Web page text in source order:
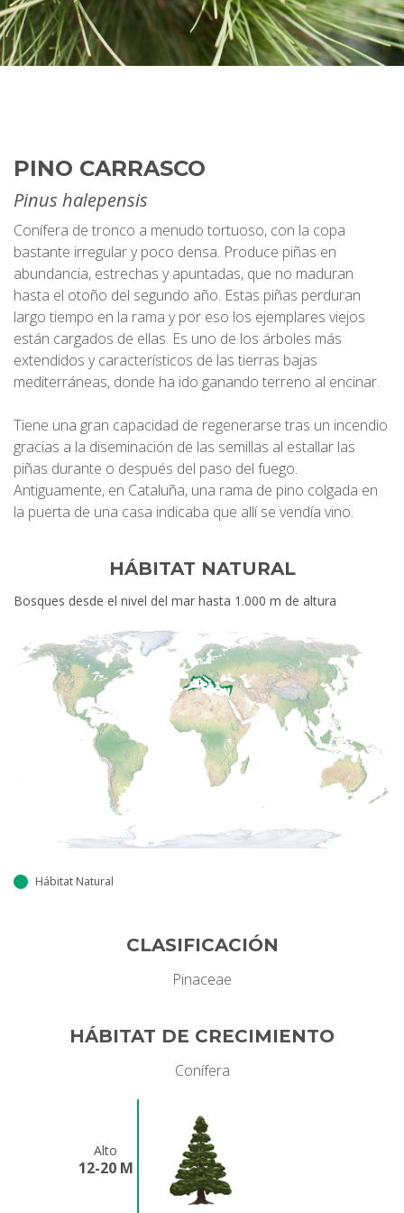
PINO CARRASCO
Pinus halepensis
Conífera de tronco a menudo tortuoso, con la copa
bastante irregular y poco densa. Produce piñas en
abundancia, estrechas y apuntadas, que no maduran
hasta el otoño del segundo año. Estas piñas perduran
largo tiempo en la rama y por eso los ejemplares viejos
están cargados de ellas. Es uno de los árboles más
extendidos y característicos de las tierras bajas
mediterráneas, donde ha ido ganando terreno al encinar.
Tiene una gran capacidad de regenerarse tras un incendio
gracias a la diseminación de las semillas al estallar las
piñas durante o después del paso del fuego.
Antiguamente, en Cataluña, una rama de pino colgada en
la puerta de una casa indicaba que allí se vendía vino.
HÁBITAT NATURAL
Bosques desde el nivel del mar hasta 1.000 m de altura
Hábitat Natural
CLASIFICACIÓN
Pinaceae
HÁBITAT DE CRECIMIENTO
Conífera
Alto
12-20 M